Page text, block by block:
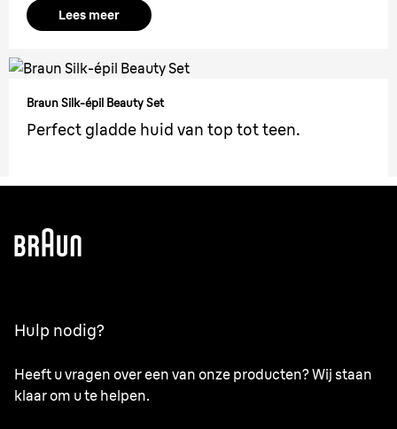
Lees meer
Braun Silk-épil Beauty Set
Perfect gladde huid van top tot teen.
Hulp nodig?
Heeft u vragen over een van onze producten? Wij staan
klaar om u te helpen.